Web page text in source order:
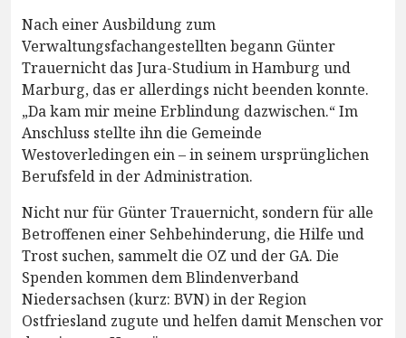
Nach einer Ausbildung zum
Verwaltungsfachangestellten begann Günter
Trauernicht das Jura-Studium in Hamburg und
Marburg, das er allerdings nicht beenden konnte.
„Da kam mir meine Erblindung dazwischen.“ Im
Anschluss stellte ihn die Gemeinde
Westoverledingen ein – in seinem ursprünglichen
Berufsfeld in der Administration.
Nicht nur für Günter Trauernicht, sondern für alle
Betroffenen einer Sehbehinderung, die Hilfe und
Trost suchen, sammelt die OZ und der GA. Die
Spenden kommen dem Blindenverband
Niedersachsen (kurz: BVN) in der Region
Ostfriesland zugute und helfen damit Menschen vor